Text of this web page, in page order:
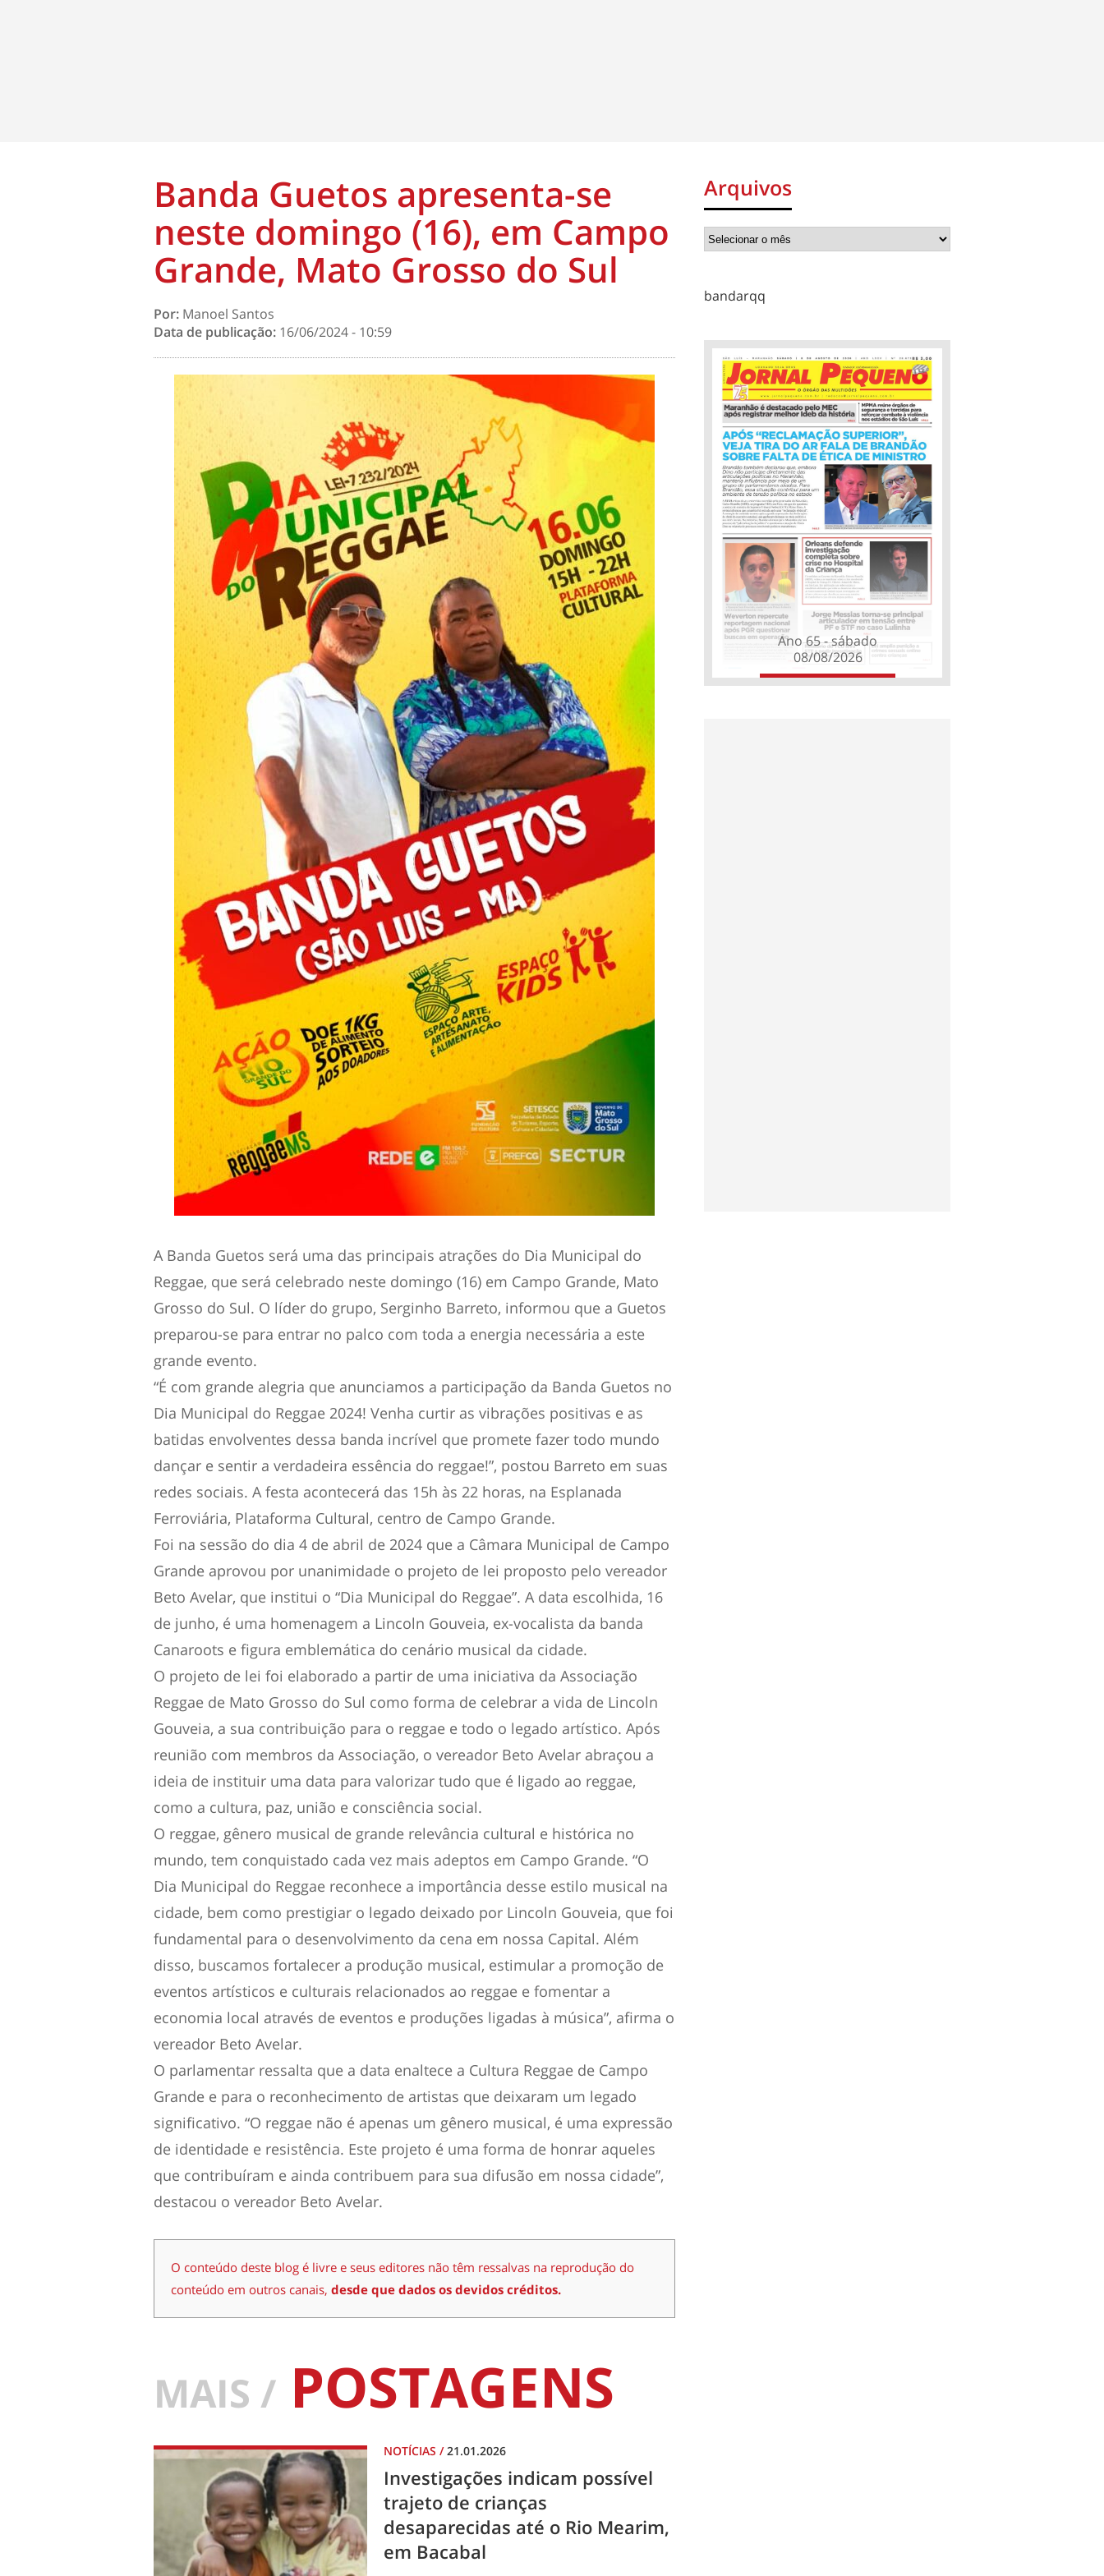
Banda Guetos apresenta-se
neste domingo (16), em Campo
Grande, Mato Grosso do Sul
Por: Manoel Santos
Data de publicação: 16/06/2024 - 10:59
A Banda Guetos será uma das principais atrações do Dia Municipal do
Reggae, que será celebrado neste domingo (16) em Campo Grande, Mato
Grosso do Sul. O líder do grupo, Serginho Barreto, informou que a Guetos
preparou-se para entrar no palco com toda a energia necessária a este
grande evento.
“É com grande alegria que anunciamos a participação da Banda Guetos no
Dia Municipal do Reggae 2024! Venha curtir as vibrações positivas e as
batidas envolventes dessa banda incrível que promete fazer todo mundo
dançar e sentir a verdadeira essência do reggae!”, postou Barreto em suas
redes sociais. A festa acontecerá das 15h às 22 horas, na Esplanada
Ferroviária, Plataforma Cultural, centro de Campo Grande.
Foi na sessão do dia 4 de abril de 2024 que a Câmara Municipal de Campo
Grande aprovou por unanimidade o projeto de lei proposto pelo vereador
Beto Avelar, que institui o “Dia Municipal do Reggae”. A data escolhida, 16
de junho, é uma homenagem a Lincoln Gouveia, ex-vocalista da banda
Canaroots e figura emblemática do cenário musical da cidade.
O projeto de lei foi elaborado a partir de uma iniciativa da Associação
Reggae de Mato Grosso do Sul como forma de celebrar a vida de Lincoln
Gouveia, a sua contribuição para o reggae e todo o legado artístico. Após
reunião com membros da Associação, o vereador Beto Avelar abraçou a
ideia de instituir uma data para valorizar tudo que é ligado ao reggae,
como a cultura, paz, união e consciência social.
O reggae, gênero musical de grande relevância cultural e histórica no
mundo, tem conquistado cada vez mais adeptos em Campo Grande. “O
Dia Municipal do Reggae reconhece a importância desse estilo musical na
cidade, bem como prestigiar o legado deixado por Lincoln Gouveia, que foi
fundamental para o desenvolvimento da cena em nossa Capital. Além
disso, buscamos fortalecer a produção musical, estimular a promoção de
eventos artísticos e culturais relacionados ao reggae e fomentar a
economia local através de eventos e produções ligadas à música”, afirma o
vereador Beto Avelar.
O parlamentar ressalta que a data enaltece a Cultura Reggae de Campo
Grande e para o reconhecimento de artistas que deixaram um legado
significativo. “O reggae não é apenas um gênero musical, é uma expressão
de identidade e resistência. Este projeto é uma forma de honrar aqueles
que contribuíram e ainda contribuem para sua difusão em nossa cidade”,
destacou o vereador Beto Avelar.
O conteúdo deste blog é livre e seus editores não têm ressalvas na reprodução do
conteúdo em outros canais, desde que dados os devidos créditos.
MAIS / POSTAGENS
NOTÍCIAS /21.01.2026
Investigações indicam possível
trajeto de crianças
desaparecidas até o Rio Mearim,
em Bacabal
Arquivos
bandarqq
Ano 65 - sábado
08/08/2026